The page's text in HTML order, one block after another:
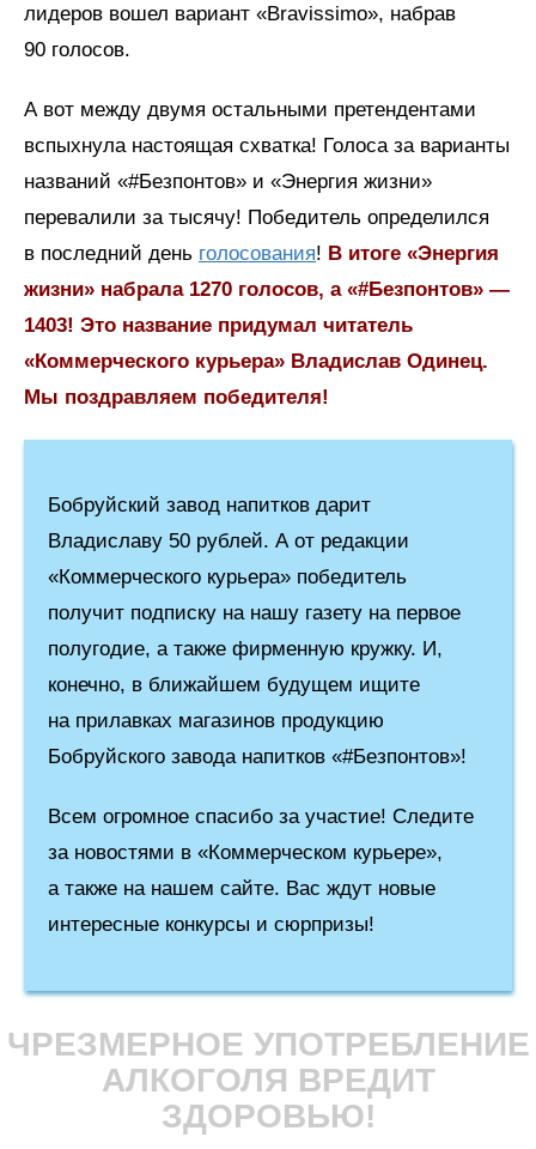
лидеров вошел вариант «Bravissimo», набрав
90 голосов.
А вот между двумя остальными претендентами
вспыхнула настоящая схватка! Голоса за варианты
названий «#Безпонтов» и «Энергия жизни»
перевалили за тысячу! Победитель определился
в последний день голосования! В итоге «Энергия
жизни» набрала 1270 голосов, а «#Безпонтов» —
1403! Это название придумал читатель
«Коммерческого курьера» Владислав Одинец.
Мы поздравляем победителя!
Бобруйский завод напитков дарит
Владиславу 50 рублей. А от редакции
«Коммерческого курьера» победитель
получит подписку на нашу газету на первое
полугодие, а также фирменную кружку. И,
конечно, в ближайшем будущем ищите
на прилавках магазинов продукцию
Бобруйского завода напитков «#Безпонтов»!
Всем огромное спасибо за участие! Следите
за новостями в «Коммерческом курьере»,
а также на нашем сайте. Вас ждут новые
интересные конкурсы и сюрпризы!
ЧРЕЗМЕРНОЕ УПОТРЕБЛЕНИЕ
АЛКОГОЛЯ ВРЕДИТ
ЗДОРОВЬЮ!